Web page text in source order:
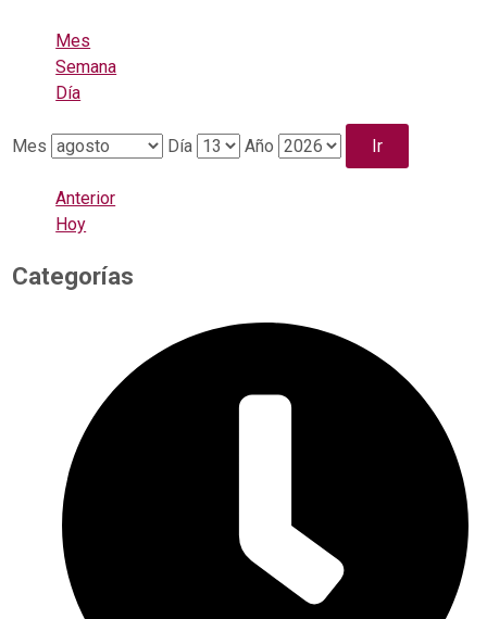
Mes
Semana
Día
Mes Día Año
Anterior
Hoy
Categorías